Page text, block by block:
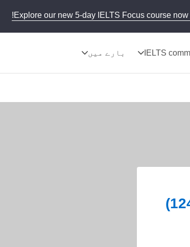
Explore our new 5-day IELTS Focus course
IELTS بارے میں